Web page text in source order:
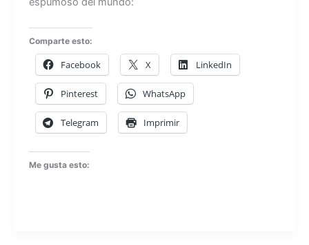
Comparte esto:
Facebook X LinkedIn
Pinterest WhatsApp
Telegram Imprimir
Me gusta esto: